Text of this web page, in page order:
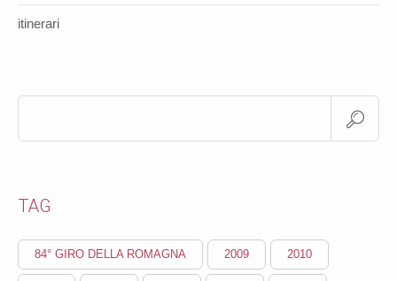
itinerari
TAG
84° GIRO DELLA ROMAGNA 2009 2010